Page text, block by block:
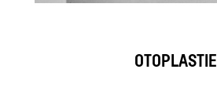
OTOPLASTIE